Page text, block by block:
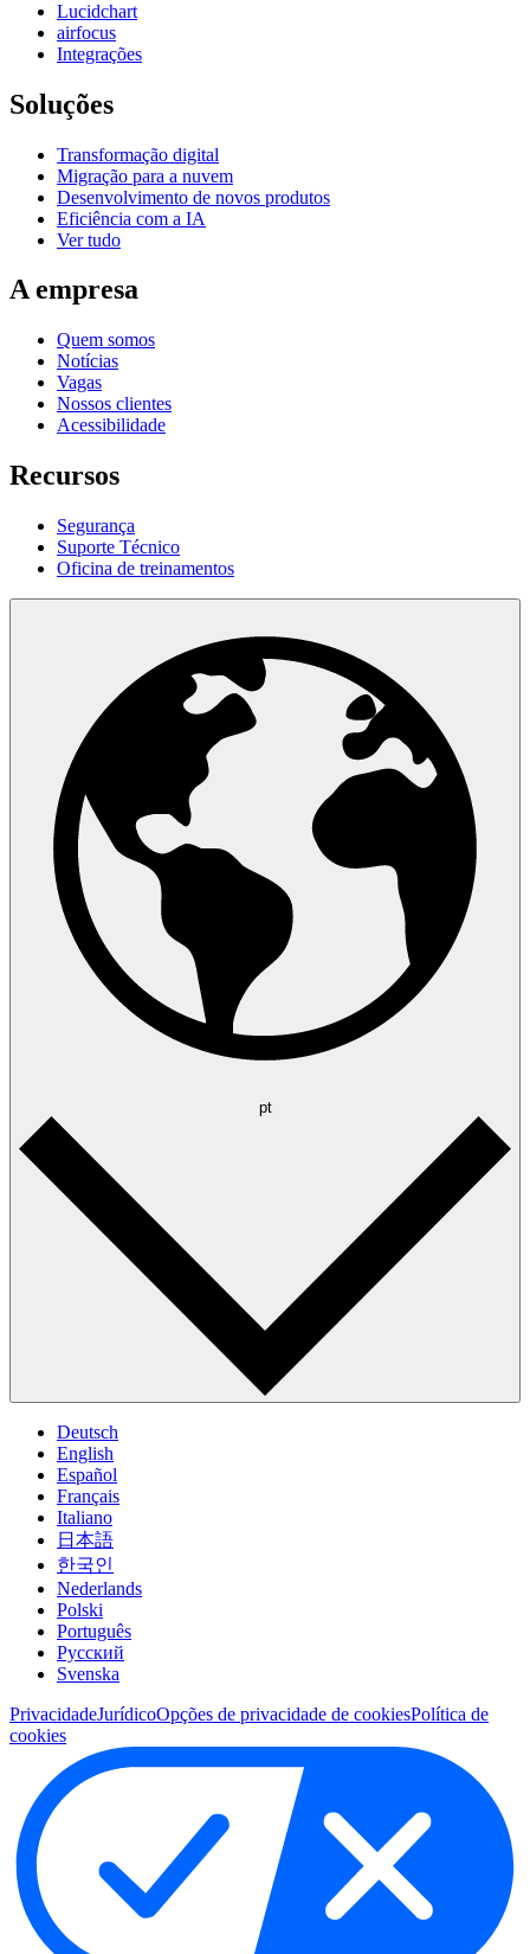
Lucidchart
airfocus
Integrações
Soluções
Transformação digital
Migração para a nuvem
Desenvolvimento de novos produtos
Eficiência com a IA
Ver tudo
A empresa
Quem somos
Notícias
Vagas
Nossos clientes
Acessibilidade
Recursos
Segurança
Suporte Técnico
Oficina de treinamentos
pt
Deutsch
English
Español
Français
Italiano
日本語
한국인
Nederlands
Polski
Português
Pусский
Svenska
PrivacidadeJurídicoOpções de privacidade de cookiesPolítica de
cookies